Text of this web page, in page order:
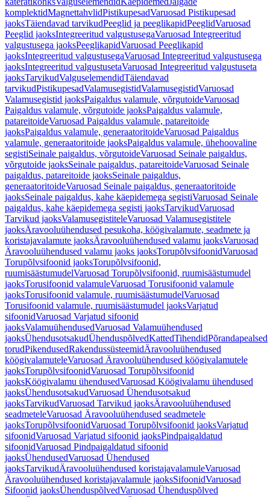
komplektidMagnettahvlidPistikupesadVaruosad Pistikupesad
jaoksTäiendavad tarvikudPeeglid ja peeglikapidPeeglidVaruosad
Peeglid jaoksIntegreeritud valgustusegaVaruosad Integreeritud
valgustusega jaoksPeeglikapidVaruosad Peeglikapid
jaoksIntegreeritud valgustusegaVaruosad Integreeritud valgustusega
jaoksIntegreeritud valgustusetaVaruosad Integreeritud valgustuseta
jaoksTarvikudValguselemendidTäiendavad
tarvikudPistikupesadValamusegistidValamusegistidVaruosad
Valamusegistid jaoksPaigaldus valamule, võrgutoideVaruosad
Paigaldus valamule, võrgutoide jaoksPaigaldus valamule,
patareitoideVaruosad Paigaldus valamule, patareitoide
jaoksPaigaldus valamule, generaatoritoideVaruosad Paigaldus
valamule, generaatoritoide jaoksPaigaldus valamule, ühehoovaline
segistiSeinale paigaldus, võrgutoideVaruosad Seinale paigaldus,
võrgutoide jaoksSeinale paigaldus, patareitoideVaruosad Seinale
paigaldus, patareitoide jaoksSeinale paigaldus,
generaatoritoideVaruosad Seinale paigaldus, generaatoritoide
jaoksSeinale paigaldus, kahe käepidemega segistiVaruosad Seinale
paigaldus, kahe käepidemega segisti jaoksTarvikudVaruosad
Tarvikud jaoksValamusegistiteleVaruosad Valamusegistitele
jaoksÄravooluühendused pesukoha, köögivalamute, seadmete ja
koristajavalamute jaoksÄravooluühendused valamu jaoksVaruosad
Äravooluühendused valamu jaoks jaoksTorupõlvsifoonidVaruosad
Torupõlvsifoonid jaoksTorupõlvsifoonid,
ruumisäästumudelVaruosad Torupõlvsifoonid, ruumisäästumudel
jaoksTorusifoonid valamuleVaruosad Torusifoonid valamule
jaoksTorusifoonid valamule, ruumisäästumudelVaruosad
Torusifoonid valamule, ruumisäästumudel jaoksVarjatud
sifoonidVaruosad Varjatud sifoonid
jaoksValamuühendusedVaruosad Valamuühendused
jaoksÜhendusotsakudÜhenduspõlvedKattedTihendidPõrandapealsed
torudPikendusedRakendussüsteemidÄravooluühendused
köögivalamuteleVaruosad Äravooluühendused köögivalamutele
jaoksTorupõlvsifoonidVaruosad Torupõlvsifoonid
jaoksKöögivalamu ühendusedVaruosad Köögivalamu ühendused
jaoksÜhendusotsakudVaruosad Ühendusotsakud
jaoksTarvikudVaruosad Tarvikud jaoksÄravooluühendused
seadmeteleVaruosad Äravooluühendused seadmetele
jaoksTorupõlvsifoonidVaruosad Torupõlvsifoonid jaoksVarjatud
sifoonidVaruosad Varjatud sifoonid jaoksPindpaigaldatud
sifoonidVaruosad Pindpaigaldatud sifoonid
jaoksÜhendusedVaruosad Ühendused
jaoksTarvikudÄravooluühendused koristajavalamuleVaruosad
Äravooluühendused koristajavalamule jaoksSifoonidVaruosad
Sifoonid jaoksÜhenduspõlvedVaruosad Ühenduspõlved